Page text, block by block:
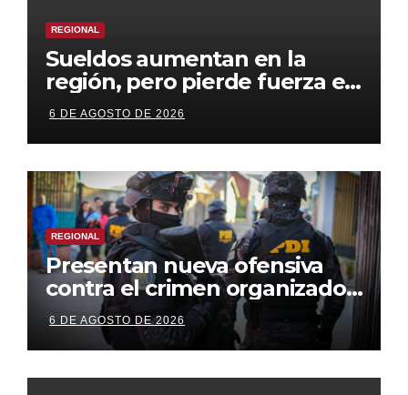
REGIONAL
Sueldos aumentan en la
región, pero pierde fuerza el
empleo formal
6 DE AGOSTO DE 2026
REGIONAL
Presentan nueva ofensiva
contra el crimen organizado:
más control territorial,
cárceles más estrictas y
decomiso de bienes
6 DE AGOSTO DE 2026